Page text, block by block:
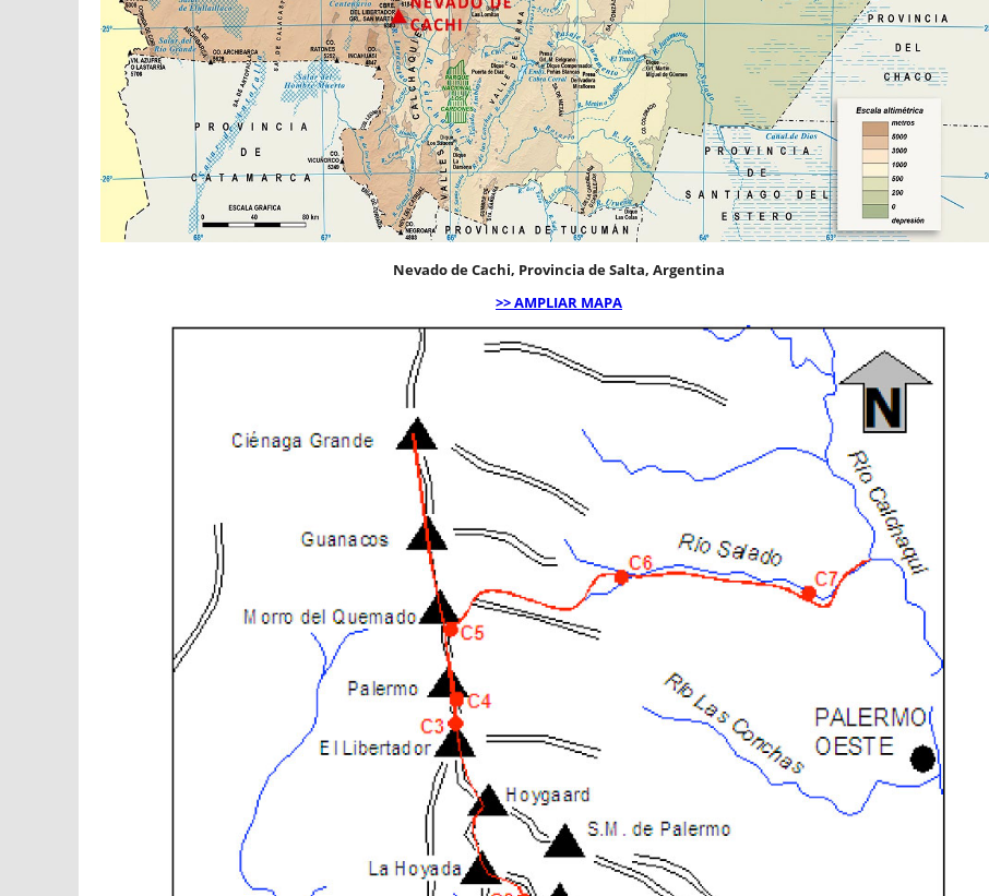
Nevado de Cachi, Provincia de Salta, Argentina
>> AMPLIAR MAPA